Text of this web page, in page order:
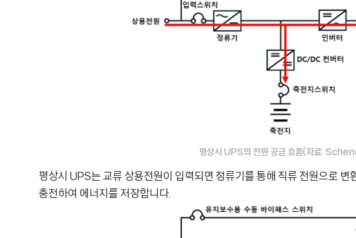
평상시 UPS의 전원 공급 흐름(자료:
평상시 UPS는 교류 상용전원이 입력되면 정류기를 통해 직류 전원으로
충전하여 에너지를 저장합니다.